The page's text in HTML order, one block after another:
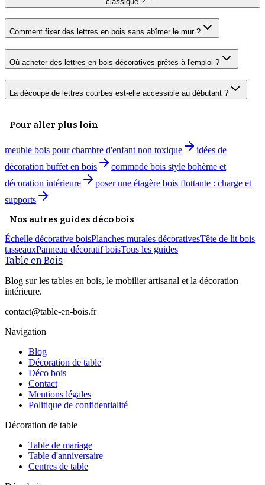
Comment fixer des lettres en bois sans abîmer le mur ?
Où acheter des lettres en bois décoratives prêtes à l'emploi ?
La découpe de lettres courbes est-elle accessible au débutant ?
Pour aller plus loin
meuble bois pour chambre d'enfant non toxique
idées de
décoration buffet en bois
commode bois style bohème et
décoration intérieure
poser une étagère bois flottante : charge et
supports
Nos autres guides déco bois
Échelle décorative boisPlanches murales décorativesTête de lit bois
tasseauxPanneau décoratif boisTous les guides
Table en Bois
Blog sur les tables en bois, le mobilier artisanal et la décoration
intérieure.
contact@table-en-bois.fr
Navigation
Blog
Décoration de table
Déco bois
Contact
Mentions légales
Politique de confidentialité
Décoration de table
Table de mariage
Table d'anniversaire
Centres de table